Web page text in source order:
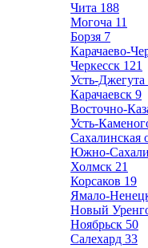
Чита 188
Могоча 11
Борзя 7
Карачаево-
Черкесск 121
Усть-Джегута
Карачаевск 9
Восточно-
Усть-
Сахалинская
Южно-
Холмск 21
Корсаков 19
Ямало-
Новый
Ноябрьск 50
Салехард 33